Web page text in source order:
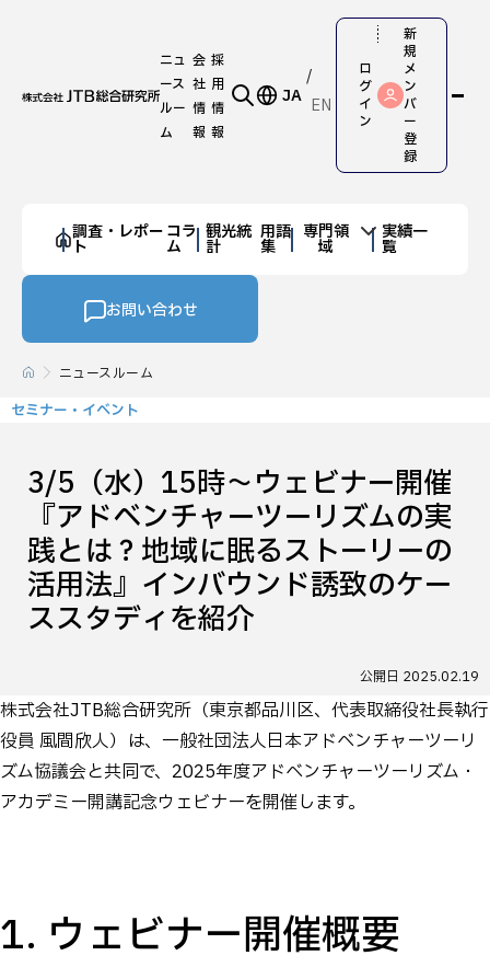
ニュ
ース
ルー
ム
会
社
情
報
採
用
情
報
JA EN
ロ
グ
イ
ン
新
規
メ
ン
バ
ー
登
録
調査・レポー
ト
コラ
ム
観光統
計
用語
集
専門領
域
実績一
覧
お問い合わせ
ニュースルーム
セミナー・イベント
3/5（水）15時～ウェビナー開催
『アドベンチャーツーリズムの実
践とは？地域に眠るストーリーの
活用法』インバウンド誘致のケー
ススタディを紹介
公開日 2025.02.19
株式会社JTB総合研究所（東京都品川区、代表取締役社長執行
役員 風間欣人）は、一般社団法人日本アドベンチャーツーリ
ズム協議会と共同で、2025年度アドベンチャーツーリズム・
アカデミー開講記念ウェビナーを開催します。
1. ウェビナー開催概要